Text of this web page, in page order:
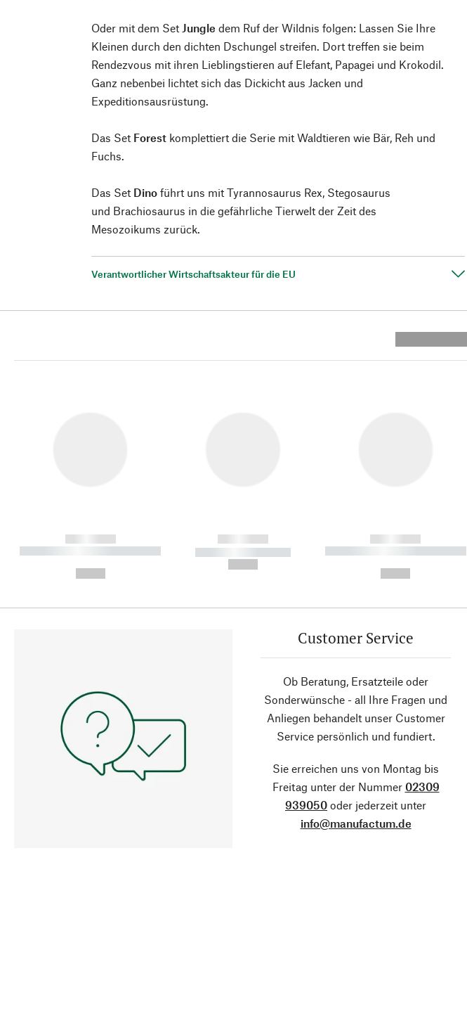
Oder mit dem Set Jungledem Ruf der Wildnis folgen: Lassen Sie Ihre
Kleinen durch den dichten Dschungel streifen. Dort treffen sie beim
Rendezvous mit ihren Lieblingstieren auf Elefant, Papagei und Krokodil.
Ganz nebenbei lichtet sich das Dickicht aus Jacken und
Expeditionsausrüstung.
Das Set Forest komplettiert die Serie mit Waldtieren wie Bär, Reh und
Fuchs.
Das Set Dinoführt uns mit Tyrannosaurus Rex, Stegosaurus
und Brachiosaurus in die gefährliche Tierwelt der Zeit des
Mesozoikums zurück.
Verantwortlicher Wirtschaftsakteur für die EU
------------
----------- ----------- ----------
------------
----------- -----------
------------
----------- ----------- ----------
Customer Service
Ob Beratung, Ersatzteile oder
Sonderwünsche - all Ihre Fragen und
Anliegen behandelt unser Customer
Service persönlich und fundiert.
Sie erreichen uns von Montag bis
Freitag unter der Nummer 02309
939050 oder jederzeit unter
info@manufactum.de